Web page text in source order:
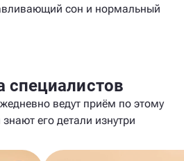
сон и нормальный
специалистов
ведут приём по этому
его детали изнутри